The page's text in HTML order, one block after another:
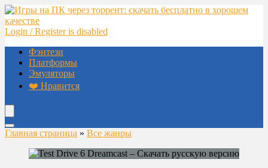
Login / Register is disabled
Фэнтези
Платформы
Эмуляторы
❤️ Нравится
Главная страница » Все жанры